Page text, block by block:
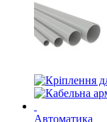
Автоматика